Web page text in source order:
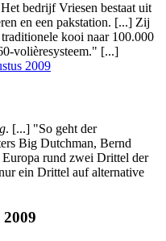
bedrijf Vriesen bestaat uit
en een pakstation. [...] Zij
kooi naar 100.000
volièresysteem." [...]
2009
. [...] "So geht der
Big Dutchman, Bernd
rund zwei Drittel der
ein Drittel auf alternative